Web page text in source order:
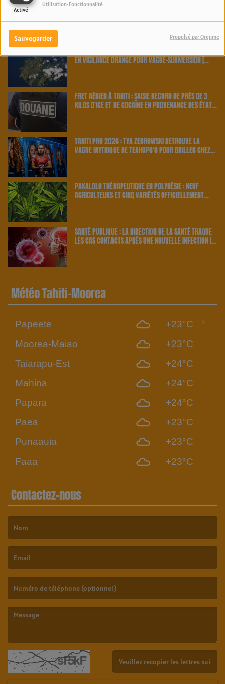
Activé
Utilisation: Fonctionnalité
Sauvegarder Propulsé par Orejime
News Fenua
EN VIGILANCE ORANGE POUR VAGUE-SUBMERSION |
FRET AÉRIEN À TAHITI : SAISIE RECORD DE PRÈS DE 3
KILOS D'ICE ET DE COCAÏNE EN PROVENANCE DES ÉTATS-
TAHITI PRO 2026 : TYA ZEBROWSKI RETROUVE LA
VAGUE MYTHIQUE DE TEAHUPO’O POUR BRILLER CHEZ
PAKALOLO THÉRAPEUTIQUE EN POLYNÉSIE : NEUF
AGRICULTEURS ET CINQ VARIÉTÉS OFFICIELLEMENT
SANTÉ PUBLIQUE : LA DIRECTION DE LA SANTÉ TRAQUE
LES CAS CONTACTS APRÈS UNE NOUVELLE INFECTION |
Météo Tahiti-Moorea
Papeete
+23°C
Moorea-Maiao
+23°C
Taiarapu-Est
+24°C
Mahina
+24°C
Papara
+24°C
Paea
+23°C
Punaauia
+23°C
Faaa
+23°C
Contactez-nous